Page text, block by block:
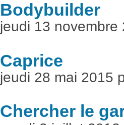
Bodybuilder
jeudi 13 novembre
Caprice
jeudi 28 mai 2015
Chercher le